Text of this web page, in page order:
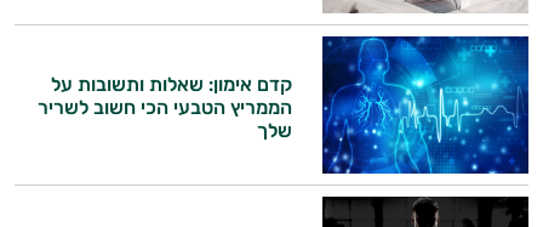
קדם אימון: שאלות ותשובות על
הממריץ הטבעי הכי חשוב לשריר
שלך